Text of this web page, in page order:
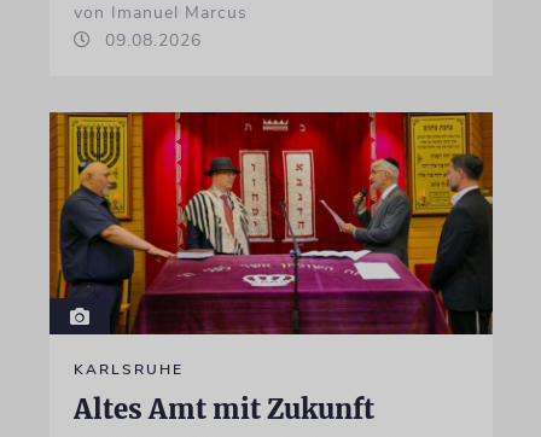
von Imanuel Marcus
09.08.2026
KARLSRUHE
Altes Amt mit Zukunft